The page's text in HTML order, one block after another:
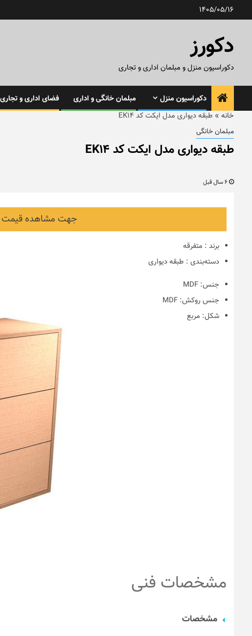
1405/05/16
دکورز
دکوراسیون منزل و مبلمان اداری و تجاری
دکوراسیون منزل مبلمان خانگی و اداری فضای اداری و تجاری
خانه » طبقه دیواری مدل ایکت کد EK14
مبلمان خانگی
طبقه دیواری مدل ایکت کد EK14
جهت مشاهده قیمت
برند : متفرقه
دسته‌بندی : طبقه دیواری
جنس: MDF
جنس روکش: MDF
شکل: مربع
مشخصات فنی
مشخصات
دکوراسیون مدرن
های ایرانی